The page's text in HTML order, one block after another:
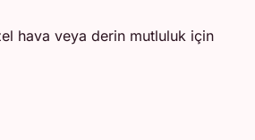
hava veya derin mutluluk için